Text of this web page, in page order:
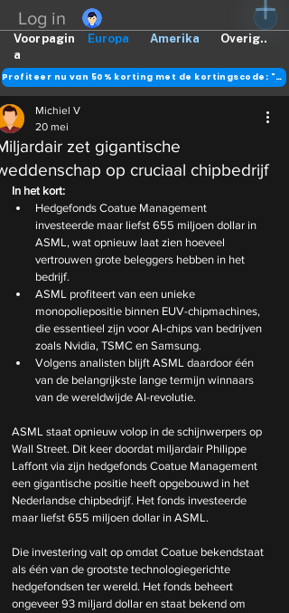
Log in
Europa Amerika Overig..
Voorpagin
a
Profiteer nu van 50% korting met de kortingscode: "DANK"
zet gigantische
op cruciaal chipbedrijf
Michiel V
20 mei
In het kort:
Hedgefonds Coatue Management
investeerde maar liefst 655 miljoen dollar in
ASML, wat opnieuw laat zien hoeveel
vertrouwen grote beleggers hebben in het
bedrijf.
ASML profiteert van een unieke
monopoliepositie binnen EUV-chipmachines,
die essentieel zijn voor AI-chips van bedrijven
zoals Nvidia, TSMC en Samsung.
Volgens analisten blijft ASML daardoor één
van de belangrijkste lange termijn winnaars
van de wereldwijde AI-revolutie.
ASML staat opnieuw volop in de schijnwerpers op
Wall Street. Dit keer doordat miljardair Philippe
Laffont via zijn hedgefonds Coatue Management
een gigantische positie heeft opgebouwd in het
Nederlandse chipbedrijf. Het fonds investeerde
maar liefst 655 miljoen dollar in ASML.
Die investering valt op omdat Coatue bekendstaat
als één van de grootste technologiegerichte
hedgefondsen ter wereld. Het fonds beheert
ongeveer 93 miljard dollar en staat bekend om